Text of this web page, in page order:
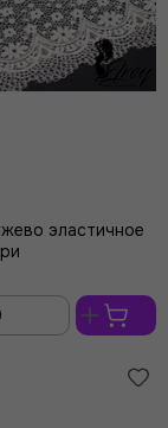
эластичное
корзину